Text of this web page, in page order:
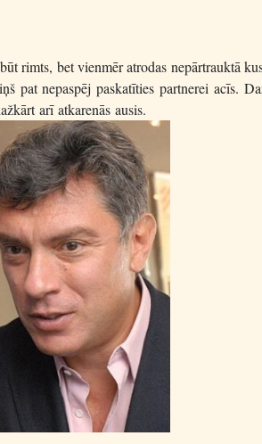
rimts, bet vienmēr atrodas nepārtrauktā
pat nepaspēj paskatīties partnerei acīs.
arī atkarenās ausis.